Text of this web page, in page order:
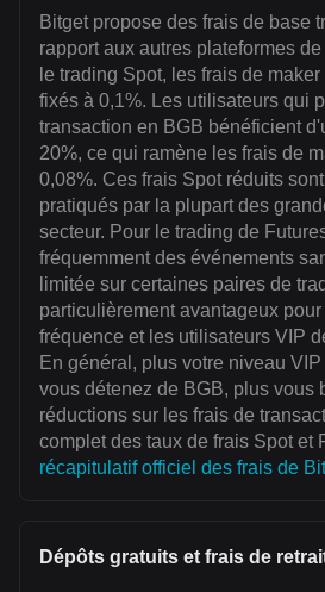
Bitget propose des frais de base
rapport aux autres plateformes
le trading Spot, les frais de
fixés à 0,1%. Les utilisateurs qui
transaction en BGB bénéficient
20%, ce qui ramène les frais de
0,08%. Ces frais Spot réduits
pratiqués par la plupart des
secteur. Pour le trading de
fréquemment des événements
limitée sur certaines paires de
particulièrement avantageux
fréquence et les utilisateurs VIP
En général, plus votre niveau
vous détenez de BGB, plus vous
réductions sur les frais de
complet des taux de frais Spot et
récapitulatif officiel des frais de
Dépôts gratuits et frais de